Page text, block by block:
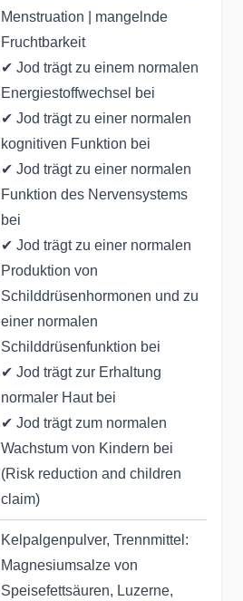
Menstruation | mangelnde
Fruchtbarkeit
✔ Jod trägt zu einem normalen
Energiestoffwechsel bei
✔ Jod trägt zu einer normalen
kognitiven Funktion bei
✔ Jod trägt zu einer normalen
Funktion des Nervensystems
bei
✔ Jod trägt zu einer normalen
Produktion von
Schilddrüsenhormonen und zu
einer normalen
Schilddrüsenfunktion bei
✔ Jod trägt zur Erhaltung
normaler Haut bei
✔ Jod trägt zum normalen
Wachstum von Kindern bei
(Risk reduction and children
claim)
Kelpalgenpulver, Trennmittel:
Magnesiumsalze von
Speisefettsäuren, Luzerne,